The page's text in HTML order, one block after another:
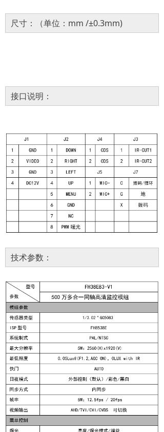
尺寸：（单位：mm /±0.3mm)
接口说明：
技术参数：